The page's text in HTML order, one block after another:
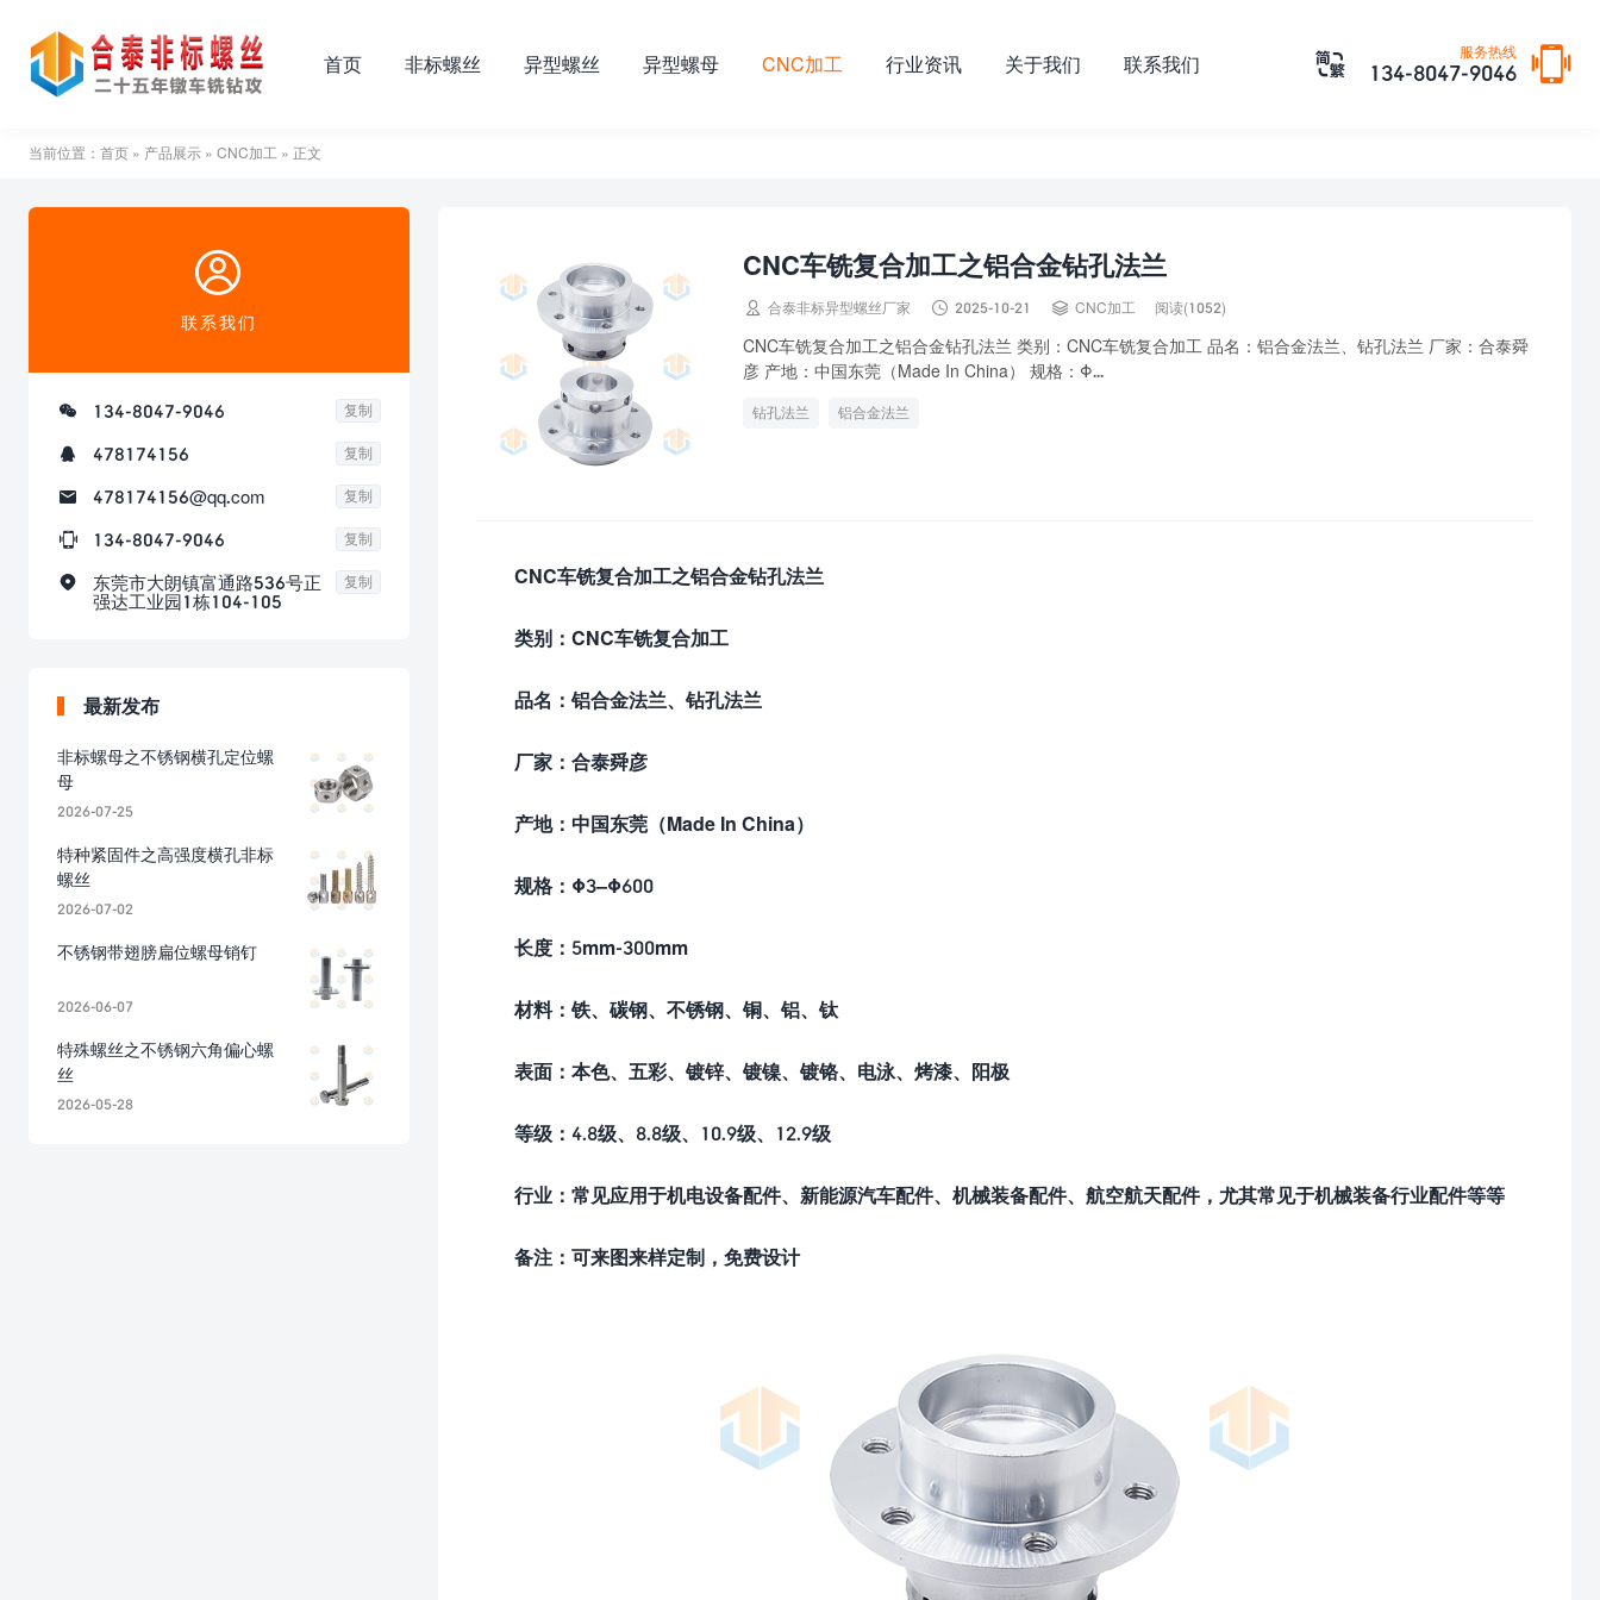
服务热线
134-8047-9046 

首页 非标螺丝 异型螺丝 异型螺母 CNC加工 行业资讯 关于我们 联系我们
当前位置： 首页 » 产品展示 » CNC加工 » 正文
CNC车铣复合加工之铝合金钻孔法兰
 合泰非标异型螺丝厂家  2025-10-21  CNC加工 阅读(1052)
CNC车铣复合加工之铝合金钻孔法兰 类别：CNC车铣复合加工 品名：铝合金法兰、钻孔法兰 厂家：合泰舜
彦 产地：中国东莞（Made In China） 规格：Φ...
钻孔法兰 铝合金法兰
CNC车铣复合加工之铝合金钻孔法兰
类别：CNC车铣复合加工
品名：铝合金法兰、钻孔法兰
厂家：合泰舜彦
产地：中国东莞（Made In China）
规格： Φ3–Φ600
长度：5mm-300mm
材料：铁、碳钢、不锈钢、铜、铝、钛
表面：本色、五彩、镀锌、镀镍、镀铬、电泳、烤漆、阳极
等级：4.8级、8.8级、10.9级、12.9级
行业：常见应用于机电设备配件、新能源汽车配件、机械装备配件、航空航天配件，尤其常见于机械装备行业配件等等
备注：可来图来样定制，免费设计

联系我们
 134-8047-9046 复制
 478174156 复制
 478174156@qq.com 复制
 134-8047-9046 复制

东莞市大朗镇富通路536号正
强达工业园1栋104-105
复制
最新发布
非标螺母之不锈钢横孔定位螺
母
2026-07-25
特种紧固件之高强度横孔非标
螺丝
2026-07-02
不锈钢带翅膀扁位螺母销钉
2026-06-07
特殊螺丝之不锈钢六角偏心螺
丝
2026-05-28